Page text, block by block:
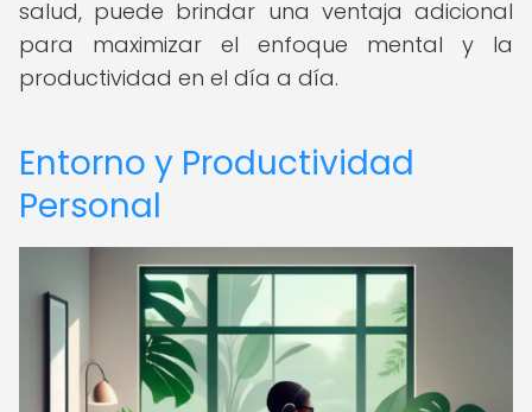
salud, puede brindar una ventaja adicional
para maximizar el enfoque mental y la
productividad en el día a día.
Entorno y Productividad
Personal